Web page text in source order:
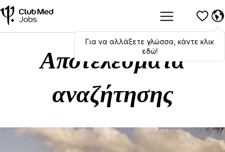
Hola,bonjour ,ciao! To switch
languages, click here!
Για να αλλάξετε γλώσσα, κάντε κλικ
εδώ!
Αποτελέσματα
αναζήτησης